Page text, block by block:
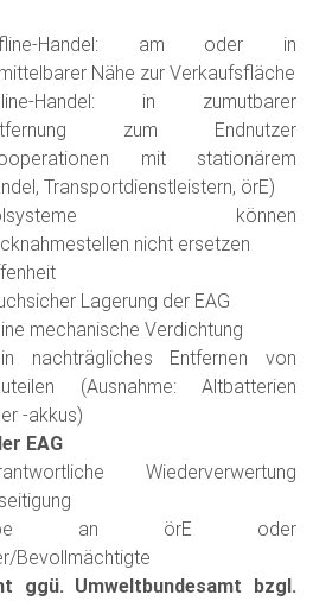
Handel: am oder in
Nähe zur Verkaufsfläche
Handel: in zumutbarer
zum Endnutzer
mit stationärem
Transportdienstleistern, örE)
können
nicht ersetzen
Lagerung der EAG
mechanische Verdichtung
nachträgliches Entfernen von
(Ausnahme: Altbatterien
-akkus)
EAG
Wiederverwertung
an örE oder
Bevollmächtigte
ggü. Umweltbundesamt bzgl.